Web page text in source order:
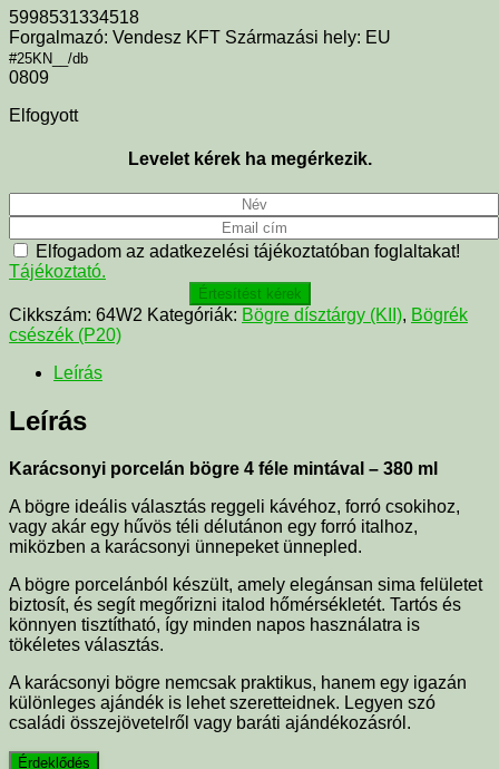
5998531334518
Forgalmazó: Vendesz KFT Származási hely: EU
#25KN__/db
0809
Elfogyott
Levelet kérek ha megérkezik.
Elfogadom az adatkezelési tájékoztatóban foglaltakat!
Tájékoztató.
Értesítést kérek
Cikkszám: 64W2 Kategóriák: Bögre dísztárgy (KII), Bögrék
csészék (P20)
Leírás
Leírás
Karácsonyi porcelán bögre 4 féle mintával – 380 ml
A bögre ideális választás reggeli kávéhoz, forró csokihoz,
vagy akár egy hűvös téli délutánon egy forró italhoz,
miközben a karácsonyi ünnepeket ünnepled.
A bögre porcelánból készült, amely elegánsan sima felületet
biztosít, és segít megőrizni italod hőmérsékletét. Tartós és
könnyen tisztítható, így minden napos használatra is
tökéletes választás.
A karácsonyi bögre nemcsak praktikus, hanem egy igazán
különleges ajándék is lehet szeretteidnek. Legyen szó
családi összejövetelről vagy baráti ajándékozásról.